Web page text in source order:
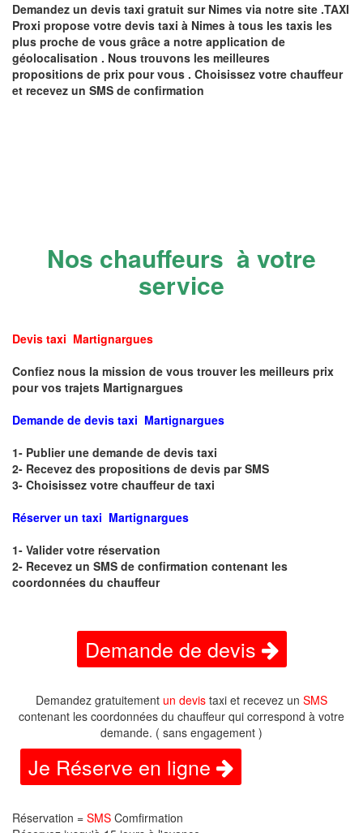
Demandez un devis taxi gratuit sur Nimes via notre site .TAXI
Proxi propose votre devis taxi à Nimes à tous les taxis les
plus proche de vous grâce a notre application de
géolocalisation . Nous trouvons les meilleures
propositions de prix pour vous . Choisissez votre chauffeur
et recevez un SMS de confirmation
Nos chauffeurs à votre
service
Devis taxi Martignargues
Confiez nous la mission de vous trouver les meilleurs prix
pour vos trajets Martignargues
Demande de devis taxi Martignargues
1- Publier une demande de devis taxi
2- Recevez des propositions de devis par SMS
3- Choisissez votre chauffeur de taxi
Réserver un taxi Martignargues
1- Valider votre réservation
2- Recevez un SMS de confirmation contenant les
coordonnées du chauffeur
Demande de devis
Demandez gratuitement un devis taxi et recevez un SMS
contenant les coordonnées du chauffeur qui correspond à votre
demande. ( sans engagement )
Je Réserve en ligne
Réservation = SMS Comfirmation